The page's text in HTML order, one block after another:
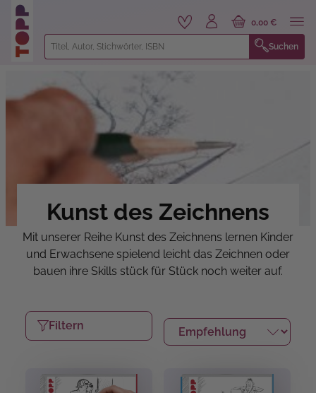
springen
Suchen
0,00 €
Kunst des Zeichnens
Mit unserer Reihe Kunst des Zeichnens lernen Kinder
und Erwachsene spielend leicht das Zeichnen oder
bauen ihre Skills stück für Stück noch weiter auf.
Filtern